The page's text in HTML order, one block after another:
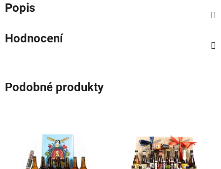
Popis
Hodnocení
Podobné produkty